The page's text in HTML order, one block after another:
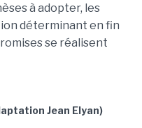
à adopter, les
déterminant en fin
se réalisent
Jean Elyan)